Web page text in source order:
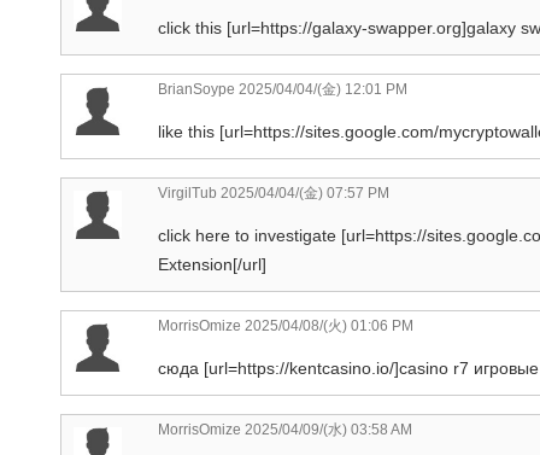
click this [url=https://galaxy-swapper.org]galaxy
BrianSoype 2025/04/04/(金) 12:01 PM
like this [url=https://sites.google.com/
VirgilTub 2025/04/04/(金) 07:57 PM
click here to investigate [url=https://
Extension[/url]
MorrisOmize 2025/04/08/(火) 01:06 PM
сюда [url=https://kentcasino.io/]casino r7
MorrisOmize 2025/04/09/(水) 03:58 AM